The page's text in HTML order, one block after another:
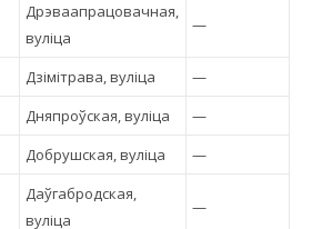
Дрэваапрацовачная,
вулiца
—
Дзімітрава, вулiца
—
Дняпроўская, вулiца
—
Добрушская, вулiца —
Даўгабродская,
вулiца
—